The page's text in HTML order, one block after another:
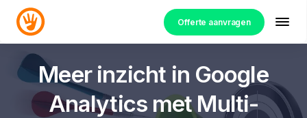
Offerte aanvragen
Meer inzicht in Google
Analytics met Multi-